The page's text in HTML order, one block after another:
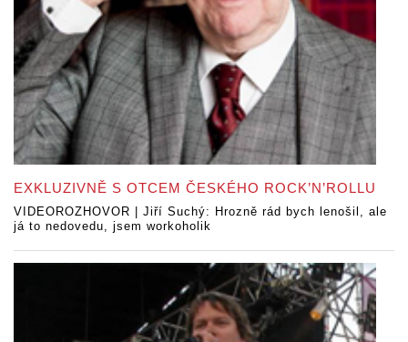
EXKLUZIVNĚ S OTCEM ČESKÉHO ROCK’N’ROLLU
VIDEOROZHOVOR | Jiří Suchý: Hrozně rád bych lenošil, ale
já to nedovedu, jsem workoholik